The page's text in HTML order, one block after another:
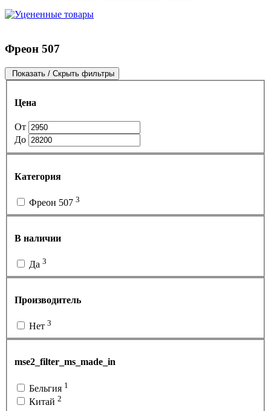
Фреон 507
Показать / Скрыть фильтры
Цена
От
До
Категория
Фреон 507 3
В наличии
Да 3
Производитель
Нет 3
mse2_filter_ms_made_in
Бельгия 1
Китай 2